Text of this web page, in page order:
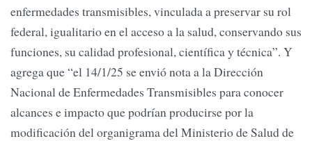
enfermedades transmisibles, vinculada a preservar su rol
federal, igualitario en el acceso a la salud, conservando sus
funciones, su calidad profesional, científica y técnica”. Y
agrega que “el 14/1/25 se envió nota a la Dirección
Nacional de Enfermedades Transmisibles para conocer
alcances e impacto que podrían producirse por la
modificación del organigrama del Ministerio de Salud de